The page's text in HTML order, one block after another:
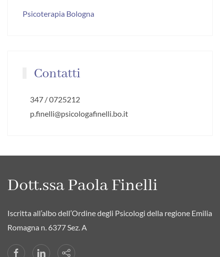
Psicoterapia Bologna
Contatti
347 / 0725212
p.finelli@psicologafinelli.bo.it
Dott.ssa Paola Finelli
Iscritta all’albo dell’Ordine degli Psicologi della regione Emilia
Romagna n. 6377 Sez. A